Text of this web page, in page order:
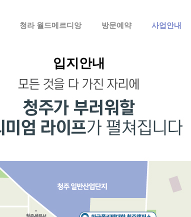
청라 월드메르디앙 방문예약 사업안내
입지안내